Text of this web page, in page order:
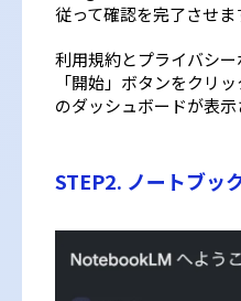
従って確認を完了させま
利用規約とプライバシ
「開始」ボタンをクリ
のダッシュボードが表示
STEP2. ノートブッ